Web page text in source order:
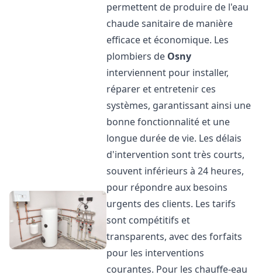
permettent de produire de l'eau
chaude sanitaire de manière
efficace et économique. Les
plombiers de Osny
interviennent pour installer,
réparer et entretenir ces
systèmes, garantissant ainsi une
bonne fonctionnalité et une
longue durée de vie. Les délais
d'intervention sont très courts,
souvent inférieurs à 24 heures,
pour répondre aux besoins
urgents des clients. Les tarifs
sont compétitifs et
transparents, avec des forfaits
pour les interventions
courantes. Pour les chauffe-eau